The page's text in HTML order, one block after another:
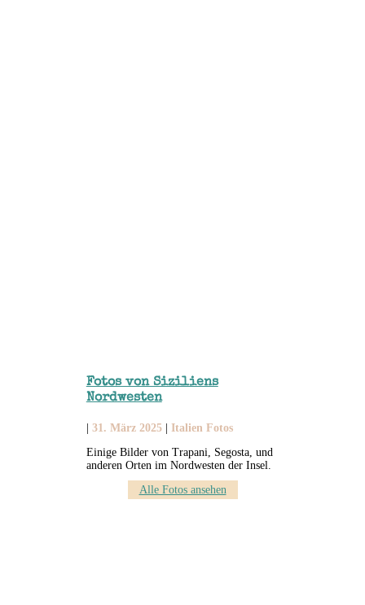
Fotos von Siziliens
Nordwesten
31. März 2025
Italien Fotos
Einige Bilder von Trapani, Segosta, und
anderen Orten im Nordwesten der Insel.
Alle Fotos ansehen